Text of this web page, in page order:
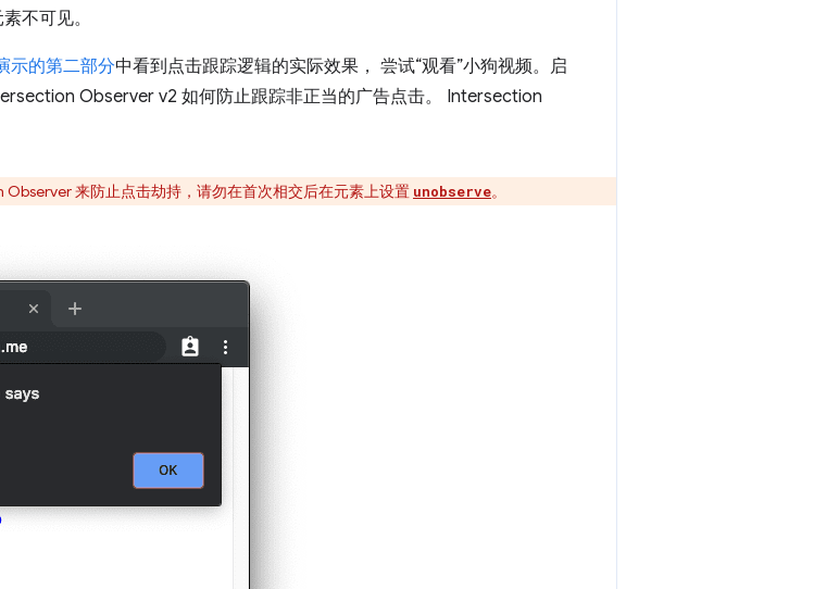
不可见。
示的第二部分中看到点击跟踪逻辑的实际效果， 尝试“观看”小狗视频。启
Observer v2 如何防止跟踪非正当的广告点击。 Intersection
来防止点击劫持，请勿在首次相交后在元素上设置 unobserve。